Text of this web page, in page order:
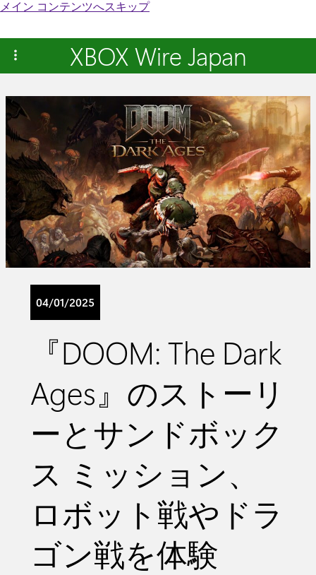
メイン コンテンツへスキップ
XBOX Wire Japan
04/01/2025
『DOOM: The Dark
Ages』のストーリ
ーとサンドボック
ス ミッション、
ロボット戦やドラ
ゴン戦を体験